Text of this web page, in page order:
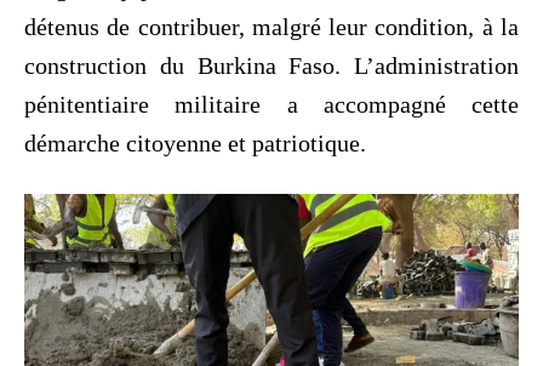
détenus de contribuer, malgré leur condition, à la
construction du Burkina Faso. L’administration
pénitentiaire militaire a accompagné cette
démarche citoyenne et patriotique.